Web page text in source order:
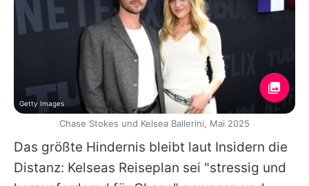
Das größte Hindernis bleibt laut Insidern die
Distanz: Kelseas Reiseplan sei "stressig und
Getty Images
Chase Stokes und Kelsea Ballerini, Mai 2025